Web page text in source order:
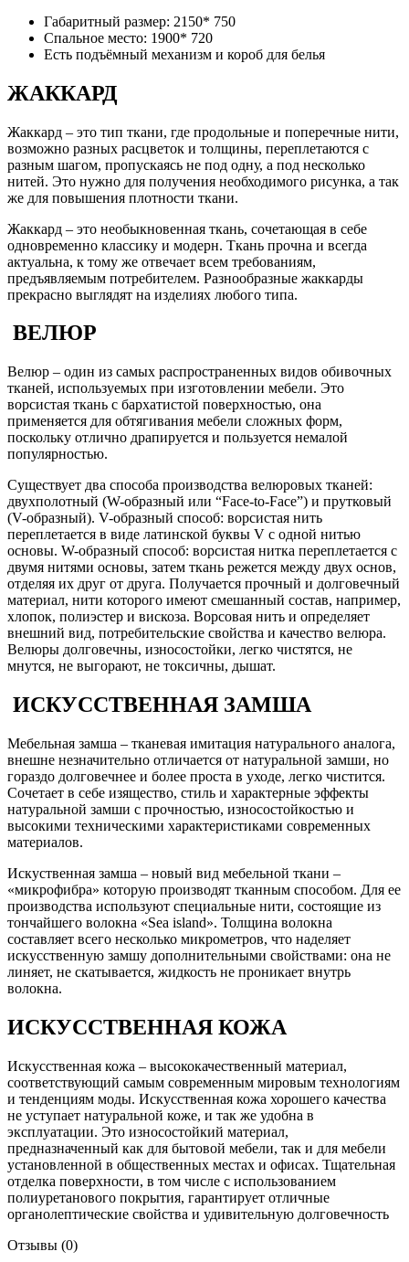
Габаритный размер: 2150* 750
Спальное место: 1900* 720
Есть подъёмный механизм и короб для белья
ЖАККАРД
Жаккард – это тип ткани, где продольные и поперечные нити,
возможно разных расцветок и толщины, переплетаются с
разным шагом, пропускаясь не под одну, а под несколько
нитей. Это нужно для получения необходимого рисунка, а так
же для повышения плотности ткани.
Жаккард – это необыкновенная ткань, сочетающая в себе
одновременно классику и модерн. Ткань прочна и всегда
актуальна, к тому же отвечает всем требованиям,
предъявляемым потребителем. Разнообразные жаккарды
прекрасно выглядят на изделиях любого типа.
ВЕЛЮР
Велюр – один из самых распространенных видов обивочных
тканей, используемых при изготовлении мебели. Это
ворсистая ткань с бархатистой поверхностью, она
применяется для обтягивания мебели сложных форм,
поскольку отлично драпируется и пользуется немалой
популярностью.
Существует два способа производства велюровых тканей:
двухполотный (W-образный или “Face-to-Face”) и прутковый
(V-образный). V-образный способ: ворсистая нить
переплетается в виде латинской буквы V с одной нитью
основы. W-образный способ: ворсистая нитка переплетается с
двумя нитями основы, затем ткань режется между двух основ,
отделяя их друг от друга. Получается прочный и долговечный
материал, нити которого имеют смешанный состав, например,
хлопок, полиэстер и вискоза. Ворсовая нить и определяет
внешний вид, потребительские свойства и качество велюра.
Велюры долговечны, износостойки, легко чистятся, не
мнутся, не выгорают, не токсичны, дышат.
ИСКУССТВЕННАЯ ЗАМША
Мебельная замша – тканевая имитация натурального аналога,
внешне незначительно отличается от натуральной замши, но
гораздо долговечнее и более проста в уходе, легко чистится.
Сочетает в себе изящество, стиль и характерные эффекты
натуральной замши с прочностью, износостойкостью и
высокими техническими характеристиками современных
материалов.
Искуственная замша – новый вид мебельной ткани –
«микрофибра» которую производят тканным способом. Для ее
производства используют специальные нити, состоящие из
тончайшего волокна «Sea island». Толщина волокна
составляет всего несколько микрометров, что наделяет
искусственную замшу дополнительными свойствами: она не
линяет, не скатывается, жидкость не проникает внутрь
волокна.
ИСКУССТВЕННАЯ КОЖА
Искусственная кожа – высококачественный материал,
соответствующий самым современным мировым технологиям
и тенденциям моды. Искусственная кожа хорошего качества
не уступает натуральной коже, и так же удобна в
эксплуатации. Это износостойкий материал,
предназначенный как для бытовой мебели, так и для мебели
установленной в общественных местах и офисах. Тщательная
отделка поверхности, в том числе с использованием
полиуретанового покрытия, гарантирует отличные
органолептические свойства и удивительную долговечность
Отзывы (0)